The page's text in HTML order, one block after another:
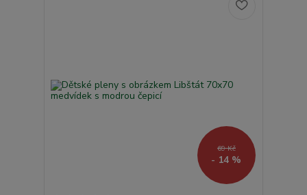
69 Kč
- 14 %